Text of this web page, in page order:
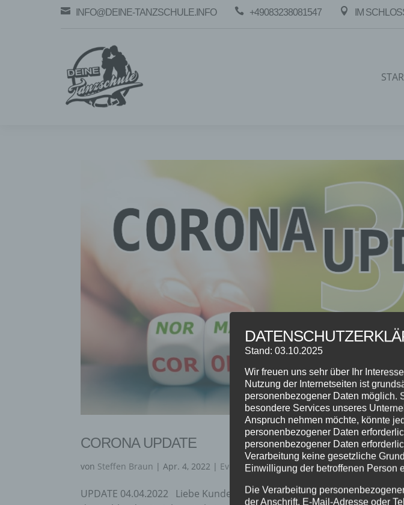
 INFO@DEINE-TANZSCHULE.INFO  +49083238081547  IM
CORONA UPDATE
von Steffen Braun |Apr. 4, 2022 | Event ,Fitnesskurse ,Info,Jugendkurse,
UPDATE 04.04.2022 Liebe Kunden & Freunde der Tanzschule, seit
Stand: 03.10.2025
Wir freuen uns sehr über Ihr
Nutzung der Internetseiten ist
personenbezogener Daten möglich.
besondere Services unseres
Anspruch nehmen möchte, könnte
personenbezogener Daten
personenbezogener Daten
Verarbeitung keine gesetzliche
Einwilligung der betroffenen Person
Die Verarbeitung
der Anschrift, E-Mail-Adresse oder